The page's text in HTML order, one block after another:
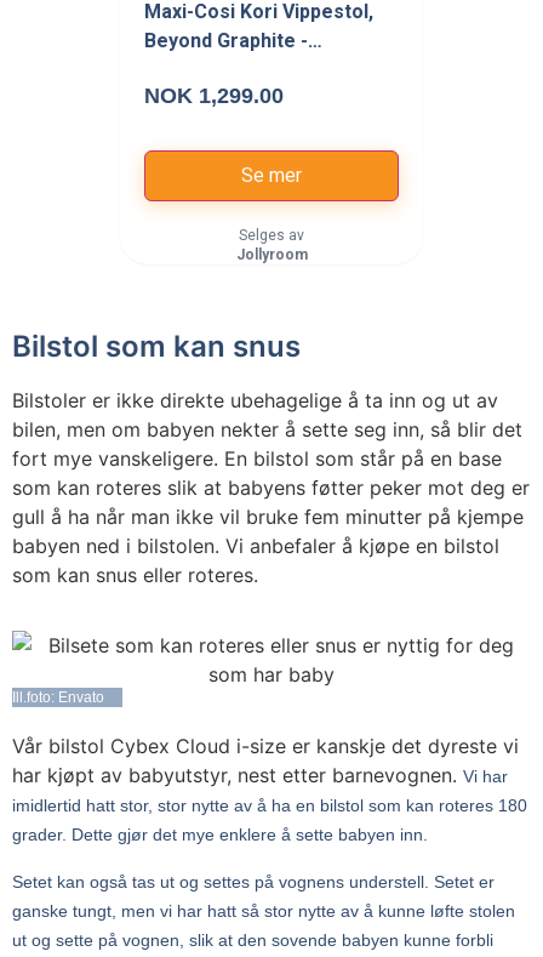
Maxi-Cosi Kori Vippestol,
Beyond Graphite -
NOK 1,299.00
Se mer
Selges av
Jollyroom
Bilstol som kan snus
Bilstoler er ikke direkte ubehagelige å ta inn og ut av
bilen, men om babyen nekter å sette seg inn, så blir det
fort mye vanskeligere. En bilstol som står på en base
som kan roteres slik at babyens føtter peker mot deg er
gull å ha når man ikke vil bruke fem minutter på kjempe
babyen ned i bilstolen. Vi anbefaler å kjøpe en bilstol
som kan snus eller roteres.
Vår bilstol Cybex Cloud i-size er kanskje det dyreste vi
har kjøpt av babyutstyr, nest etter barnevognen. Vi har
imidlertid hatt stor, stor nytte av å ha en bilstol som kan roteres 180
grader. Dette gjør det mye enklere å sette babyen inn.
Setet kan også tas ut og settes på vognens understell. Setet er
ganske tungt, men vi har hatt så stor nytte av å kunne løfte stolen
ut og sette på vognen, slik at den sovende babyen kunne forbli
Ill.foto: Envato